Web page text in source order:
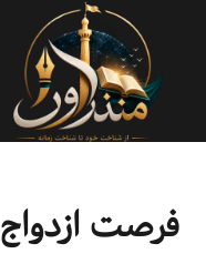
فرصت ازدواج